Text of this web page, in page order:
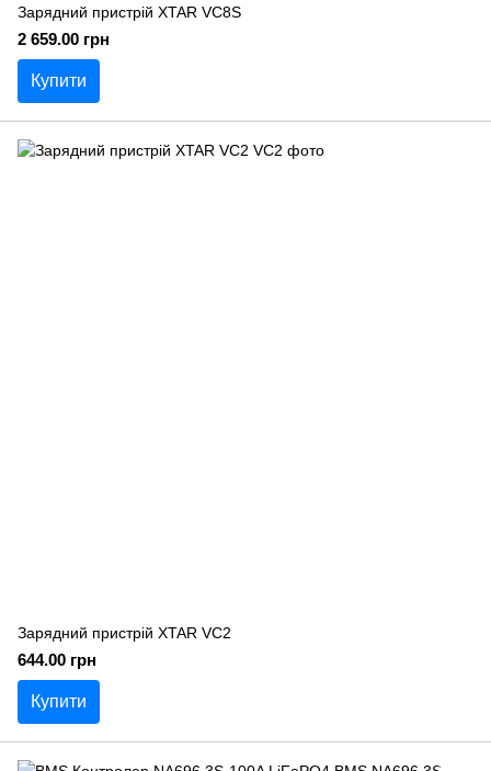
Зарядний пристрій XTAR VC8S
2 659.00 грн
Купити
Зарядний пристрій XTAR VC2
644.00 грн
Купити